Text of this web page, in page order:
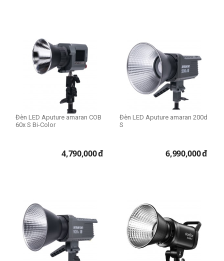
Đèn LED Aputure amaran COB
60x S Bi-Color
4,790,000đ
Đèn LED Aputure amaran 200d
S
6,990,000đ